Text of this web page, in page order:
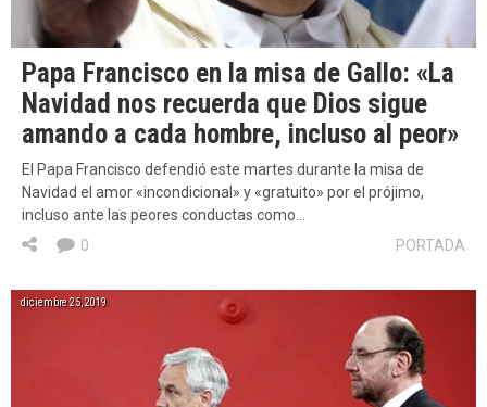
Papa Francisco en la misa de Gallo: «La
Navidad nos recuerda que Dios sigue
amando a cada hombre, incluso al peor»
El Papa Francisco defendió este martes durante la misa de
Navidad el amor «incondicional» y «gratuito» por el prójimo,
incluso ante las peores conductas como…
PORTADA
0
diciembre 25, 2019